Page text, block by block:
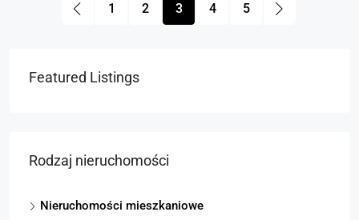
1 2 3 4 5
Featured Listings
Rodzaj nieruchomości
Nieruchomości mieszkaniowe